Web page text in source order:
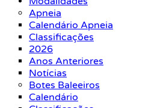
Apneia
Calendário Apneia
Classificações
2026
Anos Anteriores
Notícias
Botes Baleeiros
Calendário